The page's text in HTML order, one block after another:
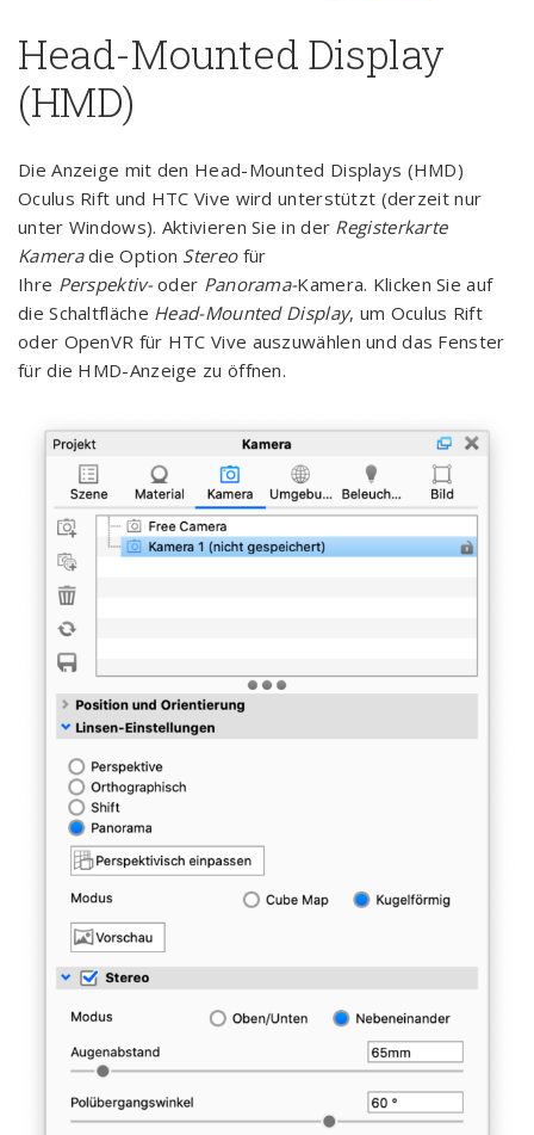
Head-Mounted Display
(HMD)
Die Anzeige mit den Head-Mounted Displays (HMD)
Oculus Rift und HTC Vive wird unterstützt (derzeit nur
unter Windows). Aktivieren Sie in der Registerkarte
Kameradie Option Stereofür
Ihre Perspektiv-oder Panorama-Kamera. Klicken Sie auf
die Schaltfläche Head-Mounted Display, um Oculus Rift
oder OpenVR für HTC Vive auszuwählen und das Fenster
für die HMD-Anzeige zu öffnen.